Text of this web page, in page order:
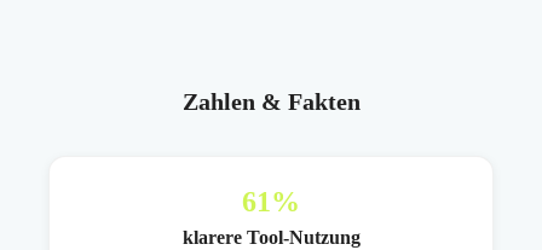
Zahlen & Fakten
61%
klarere Tool-Nutzung